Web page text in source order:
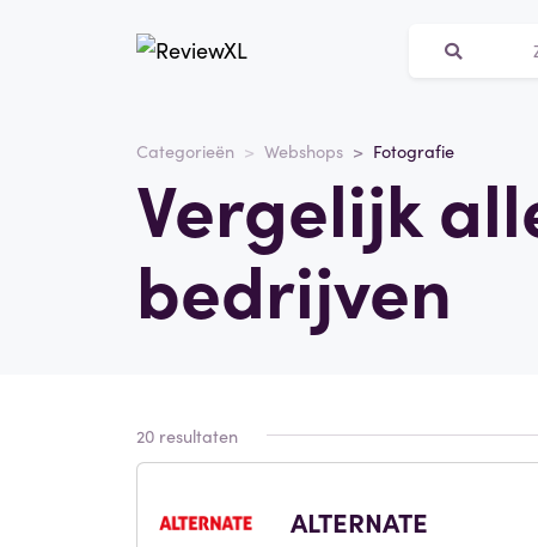
Categorieën Webshops Fotografie
Vergelijk
bedrijven
20 resultaten
ALTERNATE